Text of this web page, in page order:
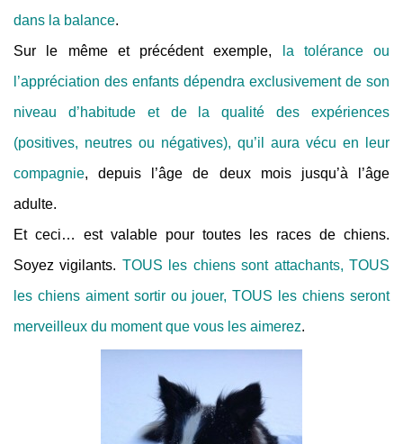
dans la balance.
Sur le même et précédent exemple,
la tolérance ou
l’appréciation des enfants dépendra exclusivement de son
niveau d’habitude et de la qualité des expériences
(positives, neutres ou négatives), qu’il aura vécu en leur
compagnie, depuis l’âge de deux mois jusqu’à l’âge
adulte.
Et ceci… est valable pour toutes les races de chiens.
Soyez vigilants. TOUS les chiens sont attachants, TOUS
les chiens aiment sortir ou jouer, TOUS les chiens seront
merveilleux du moment que vous les aimerez.